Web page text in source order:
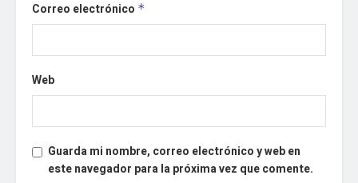
Correo electrónico *
Web
Guarda mi nombre, correo electrónico y web en
este navegador para la próxima vez que comente.